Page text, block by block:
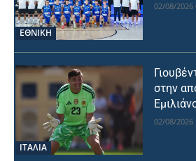
ΕΘΝΙΚΉ
02/08/2026
ΙΤΑΛΙΑ
στην
02/08/2026